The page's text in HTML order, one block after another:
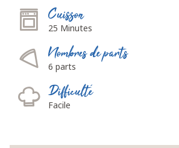
Cuisson
25 Minutes
Nombres de parts
6 parts
Difficulté
Facile